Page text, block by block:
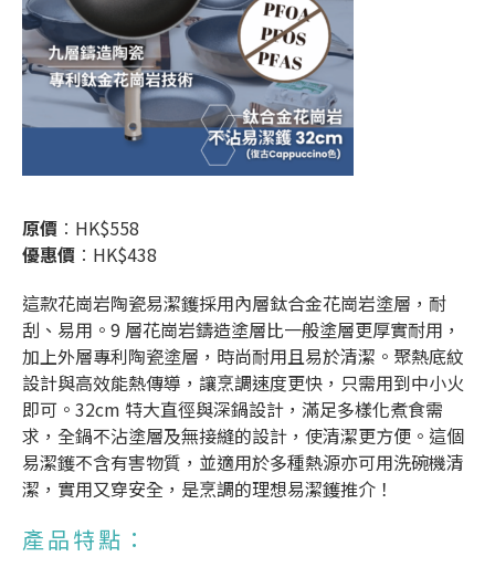
原價 ︰HK$558
優惠價 ︰HK$438
這款花崗岩陶瓷易潔鑊採用內層鈦合金花崗岩塗層，耐
刮、易用。9 層花崗岩鑄造塗層比一般塗層更厚實耐用，
加上外層專利陶瓷塗層，時尚耐用且易於清潔。聚熱底紋
設計與高效能熱傳導，讓烹調速度更快，只需用到中小火
即可。32cm 特大直徑與深鍋設計，滿足多樣化煮食需
求，全鍋不沾塗層及無接縫的設計，使清潔更方便。這個
易潔鑊不含有害物質，並適用於多種熱源亦可用洗碗機清
潔，實用又穿安全，是烹調的理想易潔鑊推介 ！
產品特點：